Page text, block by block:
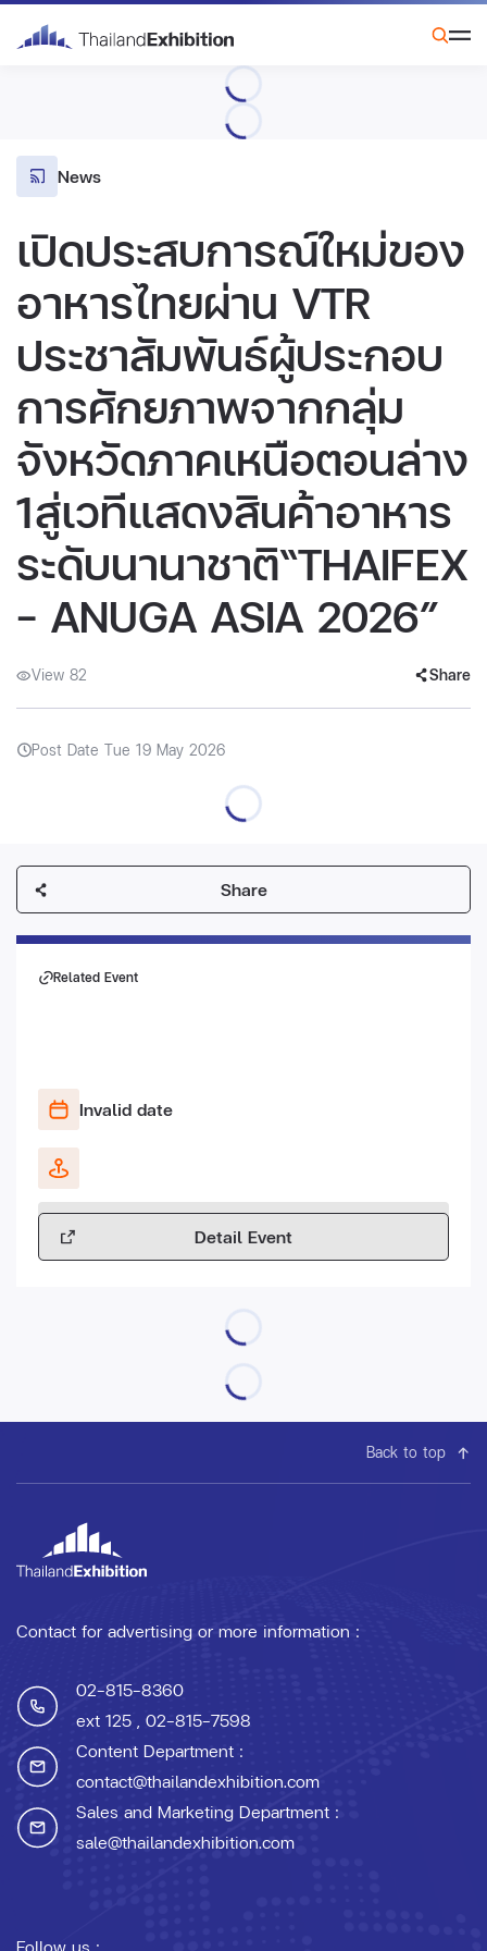
News
เปิดประสบการณ์ใหม่ของ
อาหารไทยผ่าน VTR
ประชาสัมพันธ์ผู้ประกอบ
การศักยภาพจากกลุ่ม
จังหวัดภาคเหนือตอนล่าง
1สู่เวทีแสดงสินค้าอาหาร
ระดับนานาชาติ“THAIFEX
– ANUGA ASIA 2026”
View 82 Share
Post Date Tue 19 May 2026
Share
Related Event
Invalid date
Detail Event
Back to top
Contact for advertising or more information :
02-815-8360
ext 125 , 02-815-7598
Content Department :
contact@thailandexhibition.com
Sales and Marketing Department :
sale@thailandexhibition.com
Follow us :